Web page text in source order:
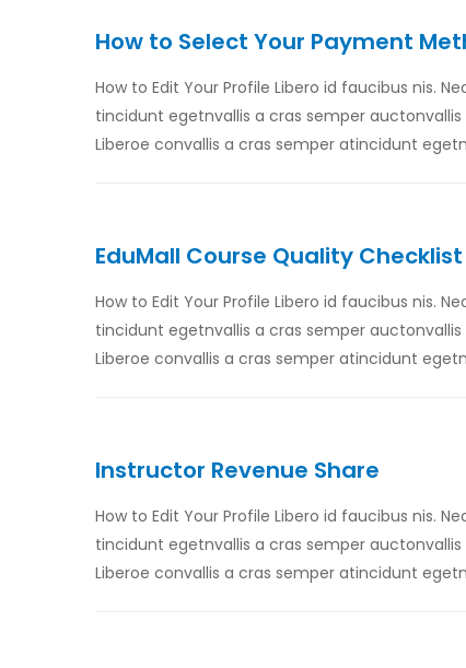
How to Select Your Payment
How to Edit Your Profile Libero id faucibus nis.
tincidunt egetnvallis a cras semper
Liberoe convallis a cras semper atincidunt
EduMall Course Quality Checklist
How to Edit Your Profile Libero id faucibus nis.
tincidunt egetnvallis a cras semper
Liberoe convallis a cras semper atincidunt
Instructor Revenue Share
How to Edit Your Profile Libero id faucibus nis.
tincidunt egetnvallis a cras semper
Liberoe convallis a cras semper atincidunt